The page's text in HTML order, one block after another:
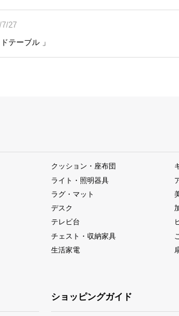
7/27
テーブル 」
クッション・座布団
ライト・照明器具
ラグ・マット
デスク
テレビ台
チェスト・収納家具
生活家電
ショッピングガイド